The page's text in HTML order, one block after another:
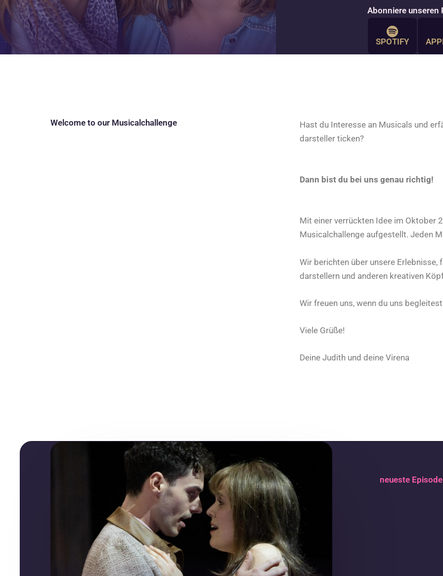
Abonniere
SPOTIFY
Welcome to our Musicalchallenge
Hast du Interesse an Musicals und
darsteller ticken?
Dann bist du bei uns genau richtig!
Mit einer verrückten Idee im Oktober
Musicalchallenge aufgestellt. Jeden
Wir berichten über unsere
darstellern und anderen kreativen
Wir freuen uns, wenn du uns
Viele Grüße!
Deine Judith und deine Virena
neueste Episode